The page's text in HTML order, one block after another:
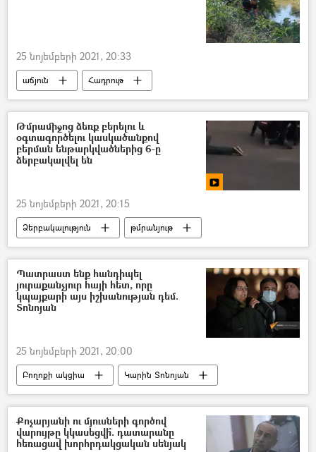
25 նոյեմբերի 2021, 20:33
աճյուն
Հադրութ
Արցախյան պատերազմ
Թմրամիջոց ձեռք բերելու և
օգտագործելու կասկածանքով
բերման ենթարկվածներից 6-ը
ձերբակալվել են
25 նոյեմբերի 2021, 20:15
Ձերբակալություն
թմրանյութ
Երևան
ոստիկան Տեսանյութեր
Պատրաստ ենք հանդիպել
յուրաքանչյուր հայի հետ, որը
կպայքարի այս իշխանության դեմ.
Տոնոյան
25 նոյեմբերի 2021, 20:00
Բողոքի ակցիա Կարին Տոնոյան
Քոչարյանի ու մյուսների գործով
վարույթը կկասեցվի՞. դատարանը
հեռացավ խորհրդակցական սենյակ